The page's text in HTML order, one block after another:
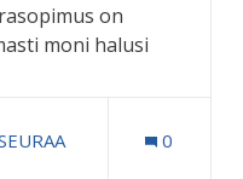
on
moni halusi
SEURAAJAA 0